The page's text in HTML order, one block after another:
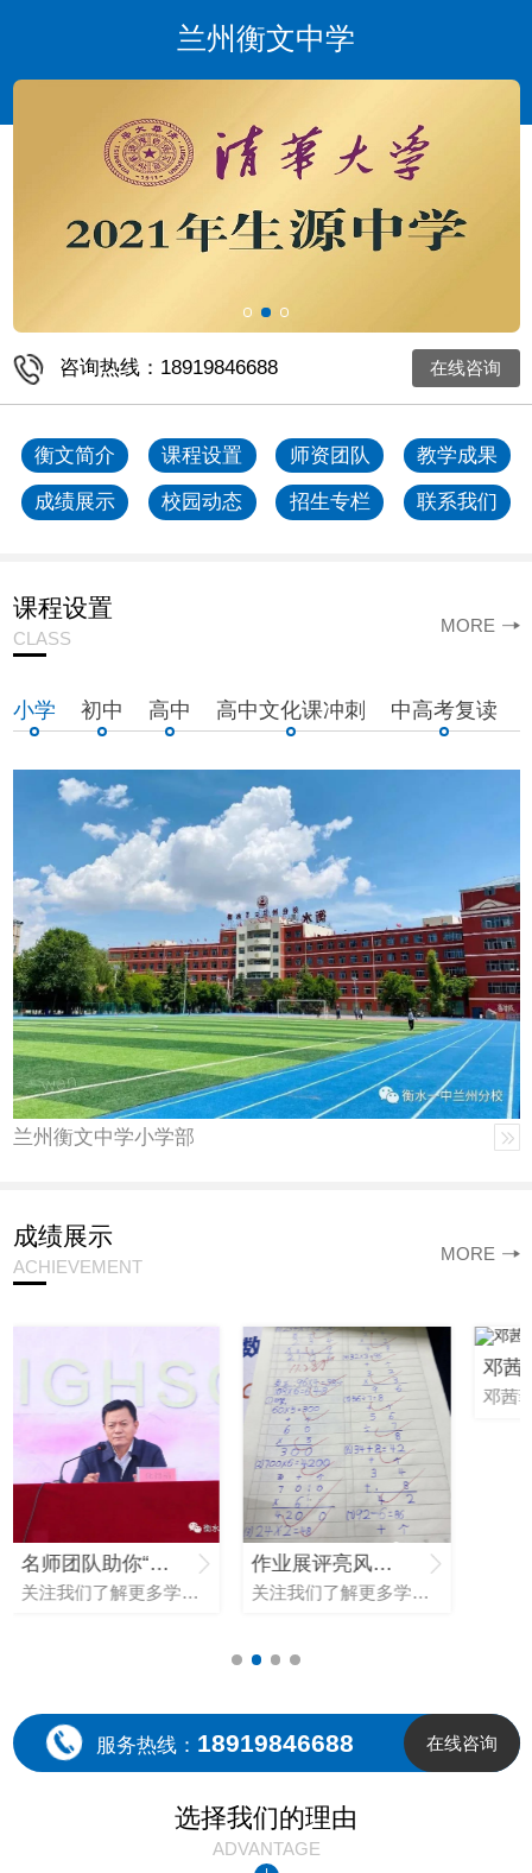
兰州衡文中学
咨询热线：18919846688 在线咨询
衡文简介 课程设置 师资团队 教学成果
成绩展示 校园动态 招生专栏 联系我们
课程设置
CLASS
MORE
小学 初中 高中 高中文化课冲刺 中高考复读
兰州衡文中学小学部
成绩展示
ACHIEVEMENT
MORE
名师团队助你“复读逆袭”——衡水..中学兰州分校高考补习部名师团队精彩亮相！
关注我们了解更多学校新闻质量就是生命线增分才是硬道理【高考复读】增分才是硬道理衡水..中学兰州分校高考复读名优教师风采展示 自建校以来学校不断加强教师队伍建设，..提高教师的专业化水平，形成了一支师德高尚、实力雄厚、学科建设以衡中骨干名师为..，中年教师为中坚力量的师资队伍。招聘具有10年以后学校管理经验，在当地具有
作业展评亮风采，落实双减促成长——兰州衡文中学小学部..作业展示活动
关注我们了解更多学校新闻增分就是硬道理上线才是真实力作业展评亮风采落实双减促成长兰州衡文中学小学部..作业展示活动让作业批改成为师生更有温度的共同成长 为扎实落实“双减”和“五项管理”相关要求，进一步强化作业管理，提升作业设计质量，实现教师批改作业规范化、科学化、个性化，培养学生良好的学习习惯，以展促改助推学校“双减
邓茜
服务热线： 18919846688 在线咨询
选择我们的理由
ADVANTAGE